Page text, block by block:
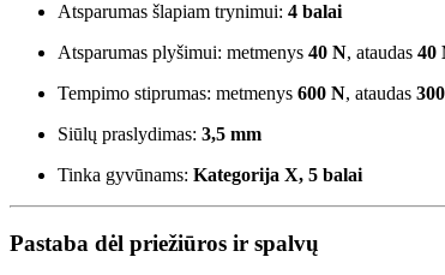
Atsparumas šlapiam trynimui: 4 balai
Atsparumas plyšimui: metmenys 40 N, ataudas 40
Tempimo stiprumas: metmenys 600 N, ataudas
Siūlų praslydimas: 3,5 mm
Tinka gyvūnams: Kategorija X, 5 balai
Pastaba dėl priežiūros ir spalvų